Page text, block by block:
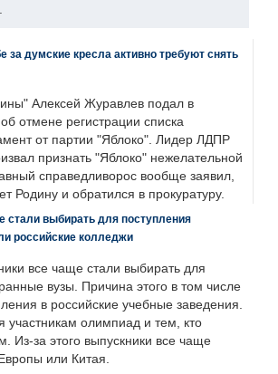
за думские кресла активно требуют снять
Алексей Журавлев подал в
отмене регистрации списка
от партии "Яблоко". Лидер ЛДПР
признать "Яблоко" нежелательной
справедливорос вообще заявил,
Родину и обратился в прокуратуру.
стали выбирать для поступления
российские колледжи
все чаще стали выбирать для
вузы. Причина этого в том числе
в российские учебные заведения.
участникам олимпиад и тем, кто
Из-за этого выпускники все чаще
или Китая.